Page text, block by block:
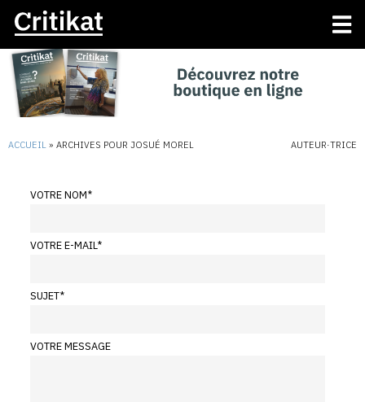
ACCUEIL » ARCHIVES POUR JOSUÉ MOREL AUTEUR·TRICE
VOTRE NOM*
VOTRE E-MAIL*
SUJET*
VOTRE MESSAGE